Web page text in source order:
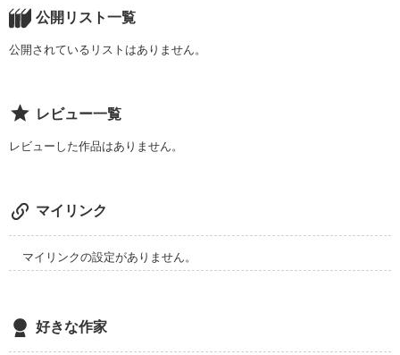
その名の由来は
志を忘れない、美しい女
初めての作品なので読みにくいかもしれません
！！！
※喧嘩ｼｰﾝなどあるので苦手な方はＵターン！
公開リスト一覧
公開されているリストはありません。
レビュー一覧
レビューした作品はありません。
マイリンク
マイリンクの設定がありません。
好きな作家